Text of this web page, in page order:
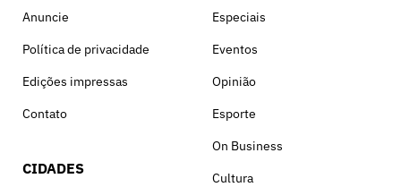
Anuncie
Política de privacidade
Edições impressas
Contato
CIDADES
Especiais
Eventos
Opinião
Esporte
On Business
Cultura